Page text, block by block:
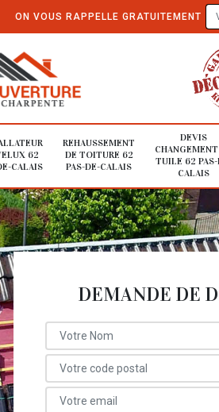
ON VOUS RAPPELLE GRATUITEMENT
62
CALAIS
REHAUSSEMENT
DE TOITURE 62
PAS-DE-CALAIS
DEVIS
TUILE 62 PAS-
CALAIS
DEMANDE DE